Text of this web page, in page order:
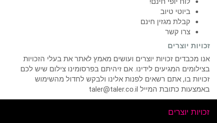
ביוטי טיוב
קבלת מגזין חינם
צרו קשר
זכויות יוצרים
אנו מכבדים זכויות יוצרים ועושים מאמץ לאתר את בעלי הזכויות
בצילומים המגיעים לידינו. אם זיהיתם בפרסומינו צילום שיש לכם
זכויות בו, אתם רשאים לפנות אלינו ולבקש לחדול מהשימוש
באמצעות כתובת המייל taler@taler.co.il
זכויות יוצרים